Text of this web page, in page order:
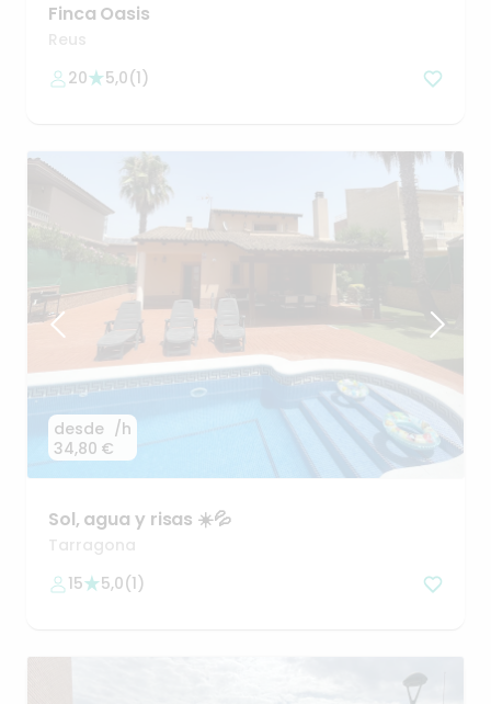
Finca Oasis
Reus
20
5,0(1)
desde
34,80 €
/h
Sol​,​ agua y risas ☀️💦
Tarragona
15
5,0(1)